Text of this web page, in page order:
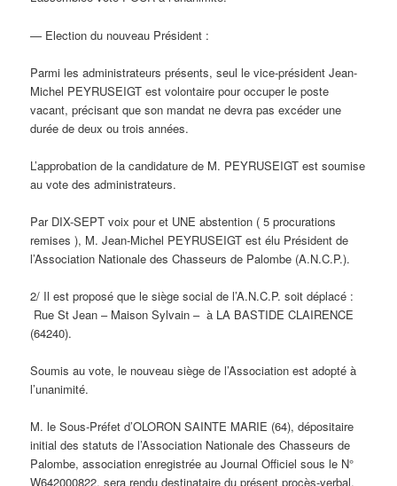
— Election du nouveau Président :
Parmi les administrateurs présents, seul le vice-président Jean-
Michel PEYRUSEIGT est volontaire pour occuper le poste
vacant, précisant que son mandat ne devra pas excéder une
durée de deux ou trois années.
L’approbation de la candidature de M. PEYRUSEIGT est soumise
au vote des administrateurs.
Par DIX-SEPT voix pour et UNE abstention ( 5 procurations
remises ), M. Jean-Michel PEYRUSEIGT est élu Président de
l’Association Nationale des Chasseurs de Palombe (A.N.C.P.).
2/ Il est proposé que le siège social de l’A.N.C.P. soit déplacé :
Rue St Jean – Maison Sylvain – à LA BASTIDE CLAIRENCE
(64240).
Soumis au vote, le nouveau siège de l’Association est adopté à
l’unanimité.
M. le Sous-Préfet d’OLORON SAINTE MARIE (64), dépositaire
initial des statuts de l’Association Nationale des Chasseurs de
Palombe, association enregistrée au Journal Officiel sous le N°
W642000822, sera rendu destinataire du présent procès-verbal.